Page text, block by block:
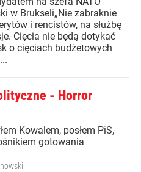
w Brukseli„Nie zabraknie
i rencistów, na służbę
Cięcia nie będą dotykać
o cięciach budżetowych
- Horror
Kowalem, posłem PiS,
gotowania